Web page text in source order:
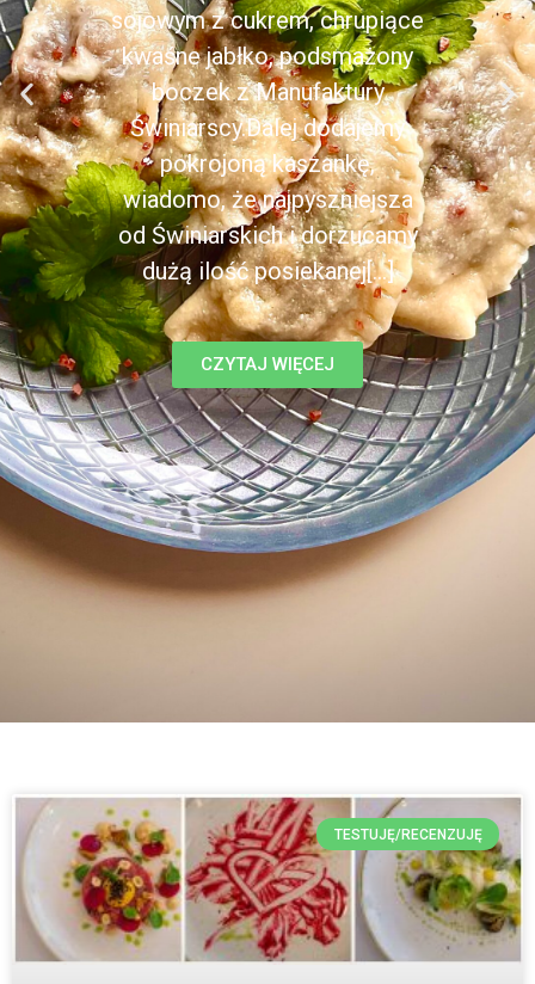
sojowym z cukrem, chrupiące
kwaśne jabłko, podsmażony
boczek z Manufaktury
Świniarscy.Dalej dodajemy
pokrojoną kaszankę,
wiadomo, że najpyszniejsza
od Świniarskich i dorzucamy
dużą ilość posiekanej[...]
CZYTAJ WIĘCEJ
TESTUJĘ/RECENZUJĘ